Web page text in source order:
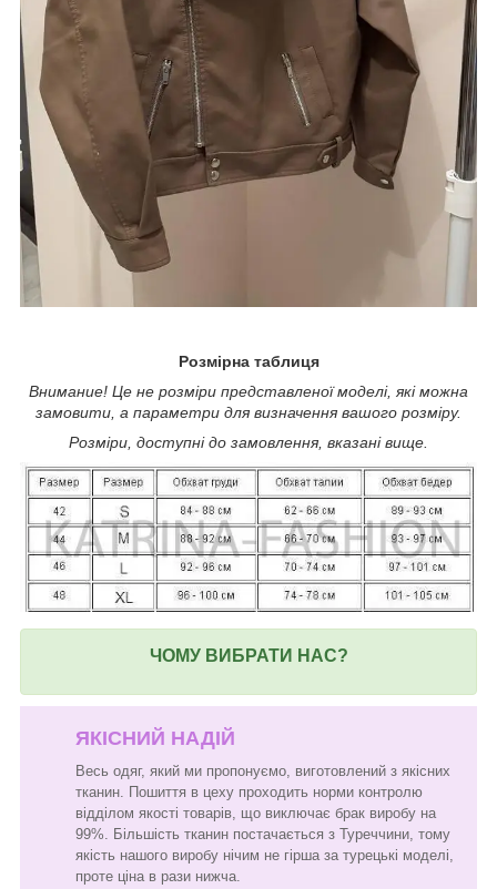
Розмірна таблиця
Внимание! Це не розміри представленої моделі, які можна
замовити, а параметри для визначення вашого розміру.
Розміри, доступні до замовлення, вказані вище.
ЧОМУ ВИБРАТИ НАС?
ЯКІСНИЙ НАДІЙ
Весь одяг, який ми пропонуємо, виготовлений з якісних
тканин. Пошиття в цеху проходить норми контролю
відділом якості товарів, що виключає брак виробу на
99%. Більшість тканин постачається з Туреччини, тому
якість нашого виробу нічим не гірша за турецькі моделі,
проте ціна в рази нижча.